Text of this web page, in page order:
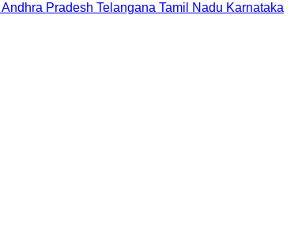
Andhra Pradesh Telangana Tamil Nadu Karnataka